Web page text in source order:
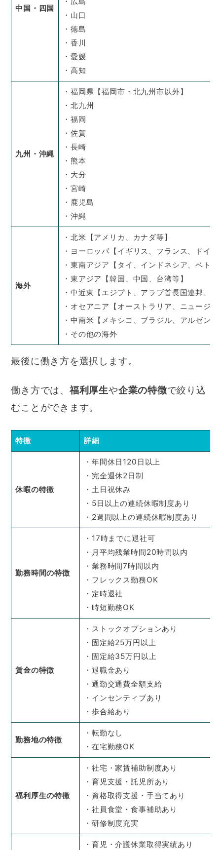
中国・四国
・山口
・徳島
・香川
・愛媛
・高知
九州・沖縄
・福岡県【福岡市・北九州市以外】
・北九州
・福岡
・佐賀
・長崎
・熊本
・大分
・宮崎
・鹿児島
・沖縄
海外
・北米【アメリカ、カナダ等】
・ヨーロッパ【イギリス、フランス、ドイ
・東南アジア【タイ、インドネシア、ベト
・東アジア【韓国、中国、台湾等】
・中近東【エジプト、アラブ首長国連邦、
・オセアニア【オーストラリア、ニュージ
・中南米【メキシコ、ブラジル、アルゼン
・その他の海外
最後に働き方を選択します。
働き方では、福利厚生や企業の特徴で絞り込
むことができます。
特徴 詳細
休暇の特徴
・年間休日120日以上
・完全週休2日制
・土日祝休み
・5日以上の連続休暇制度あり
・2週間以上の連続休暇制度あり
勤務時間の特徴
・17時までに退社可
・月平均残業時間20時間以内
・業務時間7時間以内
・フレックス勤務OK
・定時退社
・時短勤務OK
賃金の特徴
・ストックオプションあり
・固定給25万円以上
・固定給35万円以上
・退職金あり
・通勤交通費全額支給
・インセンティブあり
・歩合給あり
勤務地の特徴
・転勤なし
・在宅勤務OK
福利厚生の特徴
・社宅・家賃補助制度あり
・育児支援・託児所あり
・資格取得支援・手当てあり
・社員食堂・食事補助あり
・研修制度充実
・育児・介護休業取得実績あり